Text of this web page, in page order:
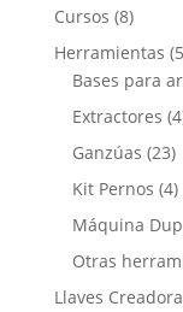
Cursos (8)
Herramientas
Bases para
Extractores
Ganzúas (23)
Kit Pernos (4)
Máquina
Otras
Llaves